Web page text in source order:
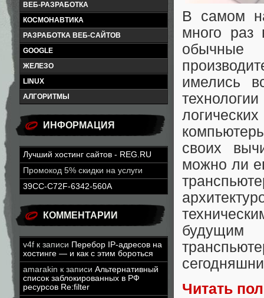
ВЕБ-РАЗРАБОТКА
КОСМОНАВТИКА
РАЗРАБОТКА ВЕБ-САЙТОВ
GOOGLE
ЖЕЛЕЗО
LINUX
АЛГОРИТМЫ
ИНФОРМАЦИЯ
Лучший хостинг сайтов - REG.RU
Промокод 5% скидки на услуги
39CC-C72F-6342-560A
КОММЕНТАРИИ
v4f к записи Перебор IP-адресов на
хостинге — и как с этим бороться
amarakin к записи Альтернативный
список заблокированных в РФ
ресурсов Re:filter
В самом
много раз
обычные
имелись
своих
можно ли
Читать